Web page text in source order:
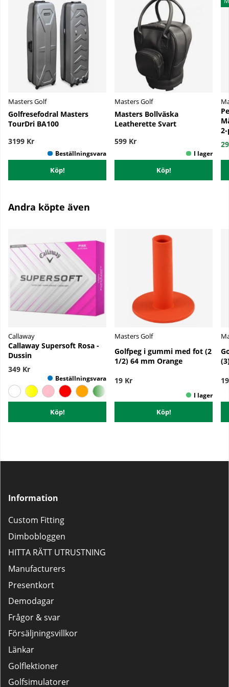
Masters Golf
Golfresefodral Masters
TourDri BA100
3199 Kr
Köp!
Masters Golf
Masters Bollväska
Leatherette Svart
599 Kr
Köp!
Andra köpte även
Callaway
Callaway Supersoft Rosa -
Dussin
349 Kr
Köp!
Masters Golf
Golfpeg i gummi med fot (2
1/2) 64 mm Orange
19 Kr
Köp!
Information
Custom Fitting
Dimbobloggen
HITTA RÄTT UTRUSTNING
Manufacturers
Presentkort
Demodagar
Frågor & svar
Försäljningsvillkor
Länkar
Golflektioner
Golfsimulatorer